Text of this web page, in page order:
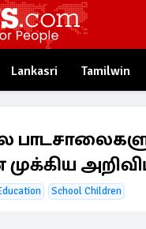
Lankasri Tamilwin
School Children